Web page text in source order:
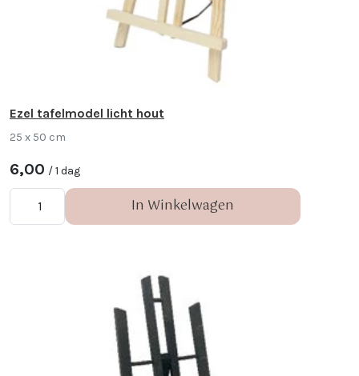
Ezel tafelmodel licht hout
25 x 50 cm
6,00 / 1 dag
In Winkelwagen